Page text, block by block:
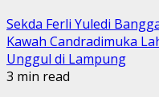
Sekda Ferli Yuledi
Kawah Candradimuka
Unggul di Lampung
3 min read